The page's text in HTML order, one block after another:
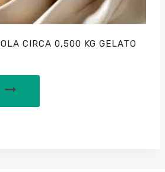
CIRCA 0,500 KG GELATO